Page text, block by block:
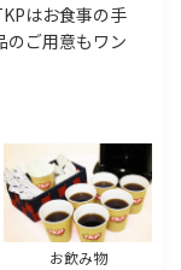
はお食事の手
のご用意もワン
お飲み物